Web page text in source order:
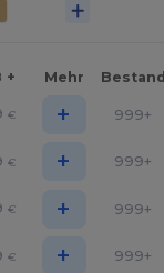
+ Mehr Bestand
€ + 999+
€ + 999+
€ + 999+
€ + 999+